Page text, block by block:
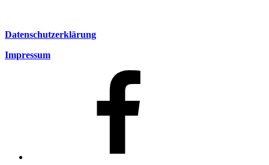
Datenschutzerklärung
Impressum